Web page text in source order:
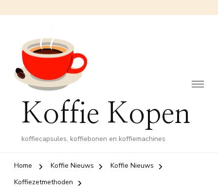
Koffie Kopen
koffiecapsules, koffiebonen en koffiemachines
Home Koffie Nieuws
Koffie Nieuws
Koffiezetmethoden